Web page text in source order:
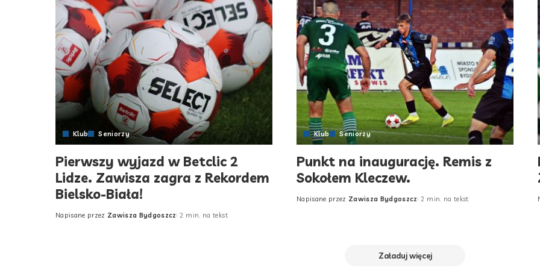
Klub Seniorzy
Pierwszy wyjazd w Betclic 2
Lidze. Zawisza zagra z Rekordem
Bielsko-Biała!
Posted
Napisane przez Zawisza Bydgoszcz 2 min. na tekst
Klub Seniorzy
Punkt na inaugurację. Remis z
Sokołem Kleczew.
Posted
Napisane przez Zawisza Bydgoszcz 2 min. na tekst
Załaduj więcej